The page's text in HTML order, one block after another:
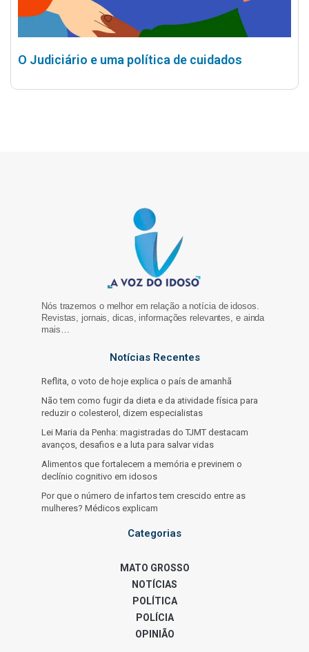
O Judiciário e uma política de cuidados
Nós trazemos o melhor em relação a notícia de idosos.
Revistas, jornais, dicas, informações relevantes, e ainda
mais…
Notícias Recentes
Reflita, o voto de hoje explica o país de amanhã
Não tem como fugir da dieta e da atividade física para
reduzir o colesterol, dizem especialistas
Lei Maria da Penha: magistradas do TJMT destacam
avanços, desafios e a luta para salvar vidas
Alimentos que fortalecem a memória e previnem o
declínio cognitivo em idosos
Por que o número de infartos tem crescido entre as
mulheres? Médicos explicam
Categorias
MATO GROSSO
NOTÍCIAS
POLÍTICA
POLÍCIA
OPINIÃO